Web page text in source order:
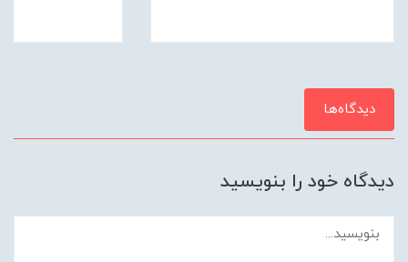
دیدگاه‌ها
دیدگاه خود را بنویسید